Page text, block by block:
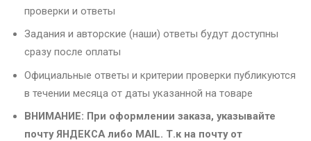
проверки и ответы
Задания и авторские (наши) ответы будут доступны
сразу после оплаты
Официальные ответы и критерии проверки публикуются
в течении месяца от даты указанной на товаре
ВНИМАНИЕ: При оформлении заказа, указывайте
почту ЯНДЕКСА либо MAIL. Т.к на почту от